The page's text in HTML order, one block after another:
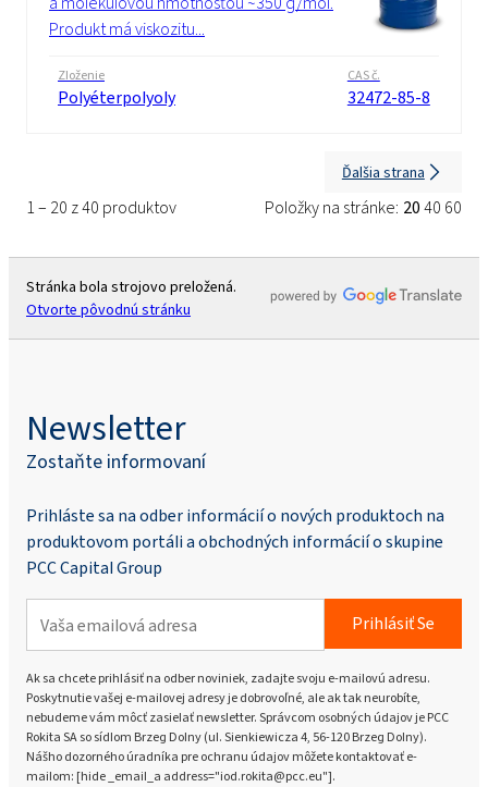
Produkt má viskozitu...
Zloženie
Polyéterpolyoly
CAS č.
32472-85-8
1 – 20 z 40 produktov Položky na stránke: 2040 60
Ďalšia strana
Stránka bola strojovo preložená.
Otvorte pôvodnú stránku
Newsletter
Zostaňte informovaní
Prihláste sa na odber informácií o nových produktoch na
produktovom portáli a obchodných informácií o skupine
PCC Capital Group
Prihlásiť Se
Ak sa chcete prihlásiť na odber noviniek, zadajte svoju e-mailovú adresu.
Poskytnutie vašej e-mailovej adresy je dobrovoľné, ale ak tak neurobíte,
nebudeme vám môcť zasielať newsletter. Správcom osobných údajov je PCC
Rokita SA so sídlom Brzeg Dolny (ul. Sienkiewicza 4, 56-120 Brzeg Dolny).
Nášho dozorného úradníka pre ochranu údajov môžete kontaktovať e-
mailom: [hide _email_a address="iod.rokita@pcc.eu"].